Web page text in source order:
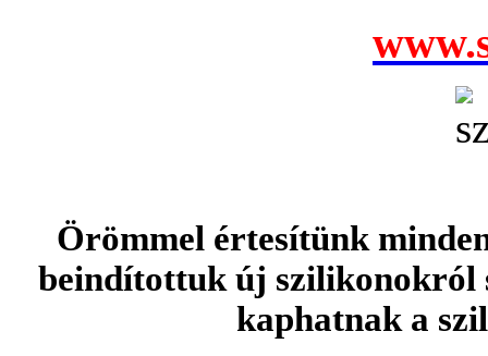
Örömmel értesítünk
beindítottuk új szilikonokról
kaphatnak a